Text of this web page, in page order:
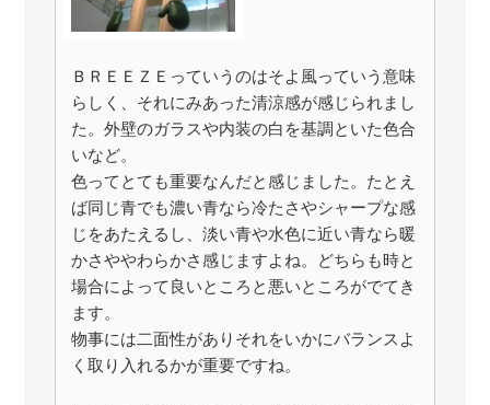
ＢＲＥＥＺＥっていうのはそよ風っていう意味
らしく、それにみあった清涼感が感じられまし
た。外壁のガラスや内装の白を基調といた色合
いなど。
色ってとても重要なんだと感じました。たとえ
ば同じ青でも濃い青なら冷たさやシャープな感
じをあたえるし、淡い青や水色に近い青なら暖
かさややわらかさ感じますよね。どちらも時と
場合によって良いところと悪いところがでてき
ます。
物事には二面性がありそれをいかにバランスよ
く取り入れるかが重要ですね。